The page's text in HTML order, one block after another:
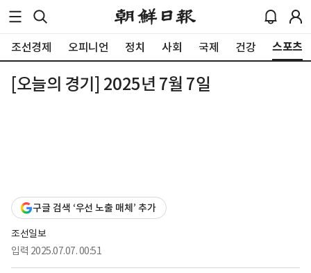
조선경제 오피니언 정치 사회 국제 건강 스포츠
[오늘의 경기] 2025년 7월 7일
구글 검색 ‘우선 노출 매체’ 추가
조선일보
입력 2025.07.07. 00:51